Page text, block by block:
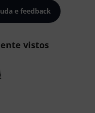
e feedback
vistos